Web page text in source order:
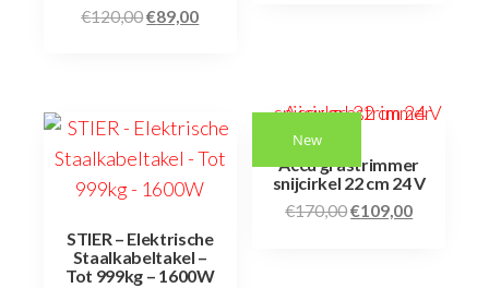
€120,00€89,00
STIER – Elektrische
Staalkabeltakel –
Tot 999kg – 1600W
New
Accu grastrimmer
snijcirkel 22 cm 24 V
€170,00€109,00